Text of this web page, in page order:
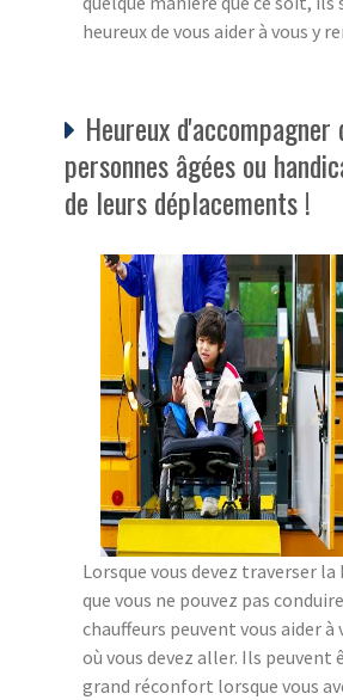
heureux de vous aider à vous y
Heureux d'accompagner
personnes âgées ou
de leurs déplacements !
Lorsque vous devez traverser la
que vous ne pouvez pas
chauffeurs peuvent vous aider à
où vous devez aller. Ils peuvent
grand réconfort lorsque vous